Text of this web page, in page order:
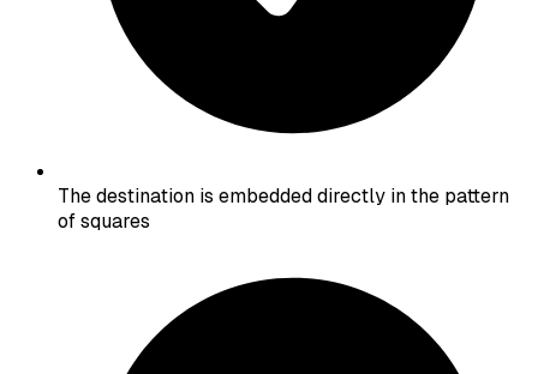
The destination is embedded directly in the pattern
of squares